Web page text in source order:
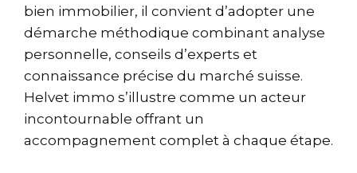
bien immobilier, il convient d’adopter une
démarche méthodique combinant analyse
personnelle, conseils d’experts et
connaissance précise du marché suisse.
Helvet immo s’illustre comme un acteur
incontournable offrant un
accompagnement complet à chaque étape.